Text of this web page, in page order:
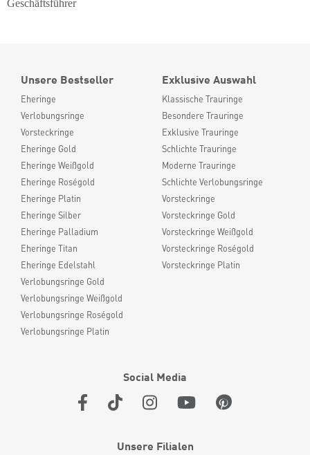
Geschäftsführer
Unsere Bestseller
Eheringe
Verlobungsringe
Vorsteckringe
Eheringe Gold
Eheringe Weißgold
Eheringe Roségold
Eheringe Platin
Eheringe Silber
Eheringe Palladium
Eheringe Titan
Eheringe Edelstahl
Verlobungsringe Gold
Verlobungsringe Weißgold
Verlobungsringe Roségold
Verlobungsringe Platin
Exklusive Auswahl
Klassische Trauringe
Besondere Trauringe
Exklusive Trauringe
Schlichte Trauringe
Moderne Trauringe
Schlichte Verlobungsringe
Vorsteckringe
Vorsteckringe Gold
Vorsteckringe Weißgold
Vorsteckringe Roségold
Vorsteckringe Platin
Social Media
Unsere Filialen